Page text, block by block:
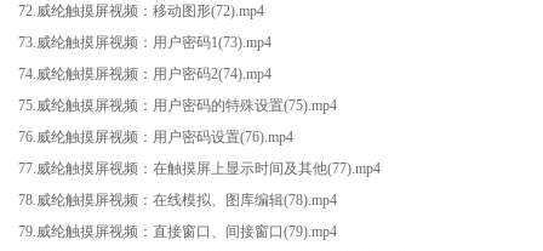
72.威纶触摸屏视频：移动图形(72).mp4
73.威纶触摸屏视频：用户密码1(73).mp4
74.威纶触摸屏视频：用户密码2(74).mp4
75.威纶触摸屏视频：用户密码的特殊设置(75).mp4
76.威纶触摸屏视频：用户密码设置(76).mp4
77.威纶触摸屏视频：在触摸屏上显示时间及其他(77).mp4
78.威纶触摸屏视频：在线模拟、图库编辑(78).mp4
79.威纶触摸屏视频：直接窗口、间接窗口(79).mp4